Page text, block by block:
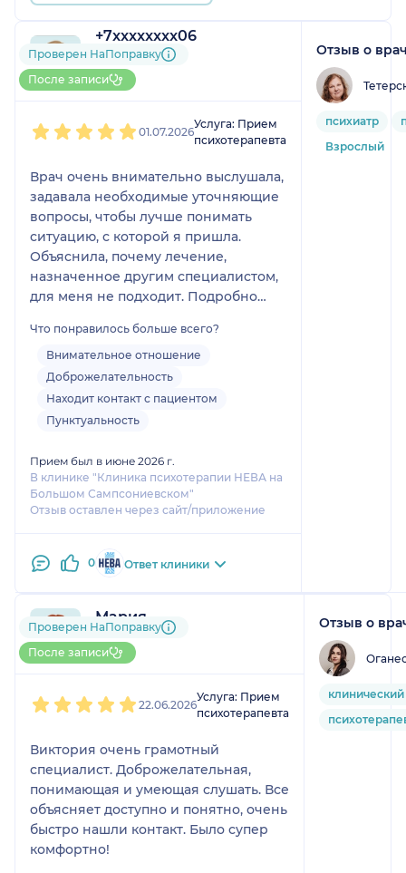
+7xxxxxxxx06
2 отзыва
До 10 записей через
НаПоправку
Проверен НаПоправку
После записи
01.07.2026
Услуга: Прием
психотерапевта
Врач очень внимательно выслушала,
задавала необходимые уточняющие
вопросы, чтобы лучше понимать
ситуацию, с которой я пришла.
Объяснила, почему лечение,
назначенное другим специалистом,
для меня не подходит. Подробно
главное, нашла слова поддержки в
трудную минуту. Очень благодарна
специалисту, надеюсь на
дальнейшее сотрудничество!
Что понравилось больше всего?
Внимательное отношение
Доброжелательность
Находит контакт с пациентом
Пунктуальность
Прием был в июне 2026 г.
В клинике "Клиника психотерапии НЕВА на
Большом Сампсониевском"
Отзыв оставлен через сайт/приложение
0 Ответ клиники
Отзыв о
психиатр
Взрослый
Мария
1 отзыв
До 5 записей через НаПоправку
Проверен НаПоправку
После записи
22.06.2026
Услуга: Прием
психотерапевта
Виктория очень грамотный
специалист. Доброжелательная,
понимающая и умеющая слушать. Все
объясняет доступно и понятно, очень
быстро нашли контакт. Было супер
комфортно!
Отзыв о